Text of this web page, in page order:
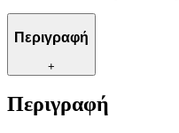
Περιγραφή
+
Περιγραφή